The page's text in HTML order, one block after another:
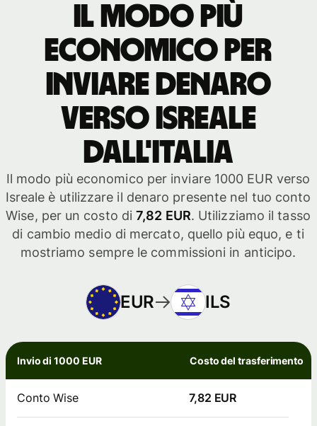
Il modo più
economico per
inviare denaro
verso Isreale
dall'Italia
Il modo più economico per inviare 1000 EUR verso
Isreale è utilizzare il denaro presente nel tuo conto
Wise, per un costo di7,82 EUR. Utilizziamo il tasso
di cambio medio di mercato, quello più equo, e ti
mostriamo sempre le commissioni in anticipo.
EUR ILS
Invio di 1000 EUR Costo del trasferimento
Conto Wise 7,82 EUR